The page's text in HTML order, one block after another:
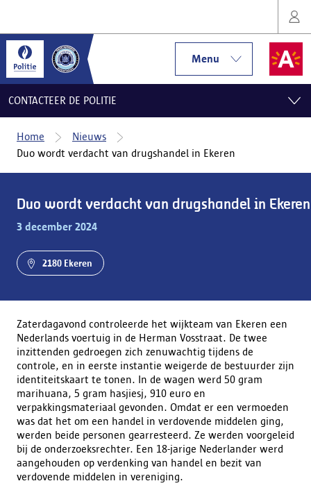
Menu
CONTACTEER DE POLITIE
Home
Nieuws
Duo wordt verdacht van drugshandel in Ekeren
Duo wordt verdacht van drugshandel in Ekeren
3 december 2024
2180 Ekeren
Zaterdagavond controleerde het wijkteam van Ekeren een
Nederlands voertuig in de Herman Vosstraat. De twee
inzittenden gedroegen zich zenuwachtig tijdens de
controle, en in eerste instantie weigerde de bestuurder zijn
identiteitskaart te tonen. In de wagen werd 50 gram
marihuana, 5 gram hasjiesj, 910 euro en
verpakkingsmateriaal gevonden. Omdat er een vermoeden
was dat het om een handel in verdovende middelen ging,
werden beide personen gearresteerd. Ze werden voorgeleid
bij de onderzoeksrechter. Een 18-jarige Nederlander werd
aangehouden op verdenking van handel en bezit van
verdovende middelen in vereniging.